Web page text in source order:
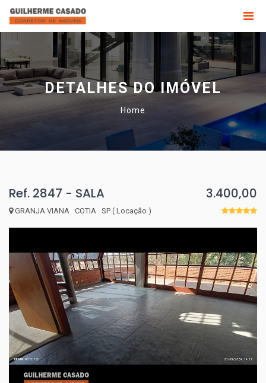
DETALHES DO IMÓVEL
Home
Ref. 2847 - SALA
GRANJA VIANA COTIA SP ( Locação )
3.400,00